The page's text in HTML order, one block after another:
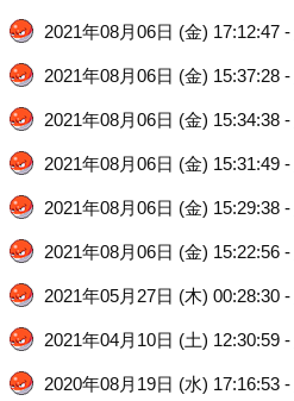
2021年08月06日 (金) 17:12:47 -
2021年08月06日 (金) 15:37:28 -
2021年08月06日 (金) 15:34:38 -
2021年08月06日 (金) 15:31:49 -
2021年08月06日 (金) 15:29:38 -
2021年08月06日 (金) 15:22:56 -
2021年05月27日 (木) 00:28:30 -
2021年04月10日 (土) 12:30:59 -
2020年08月19日 (水) 17:16:53 -